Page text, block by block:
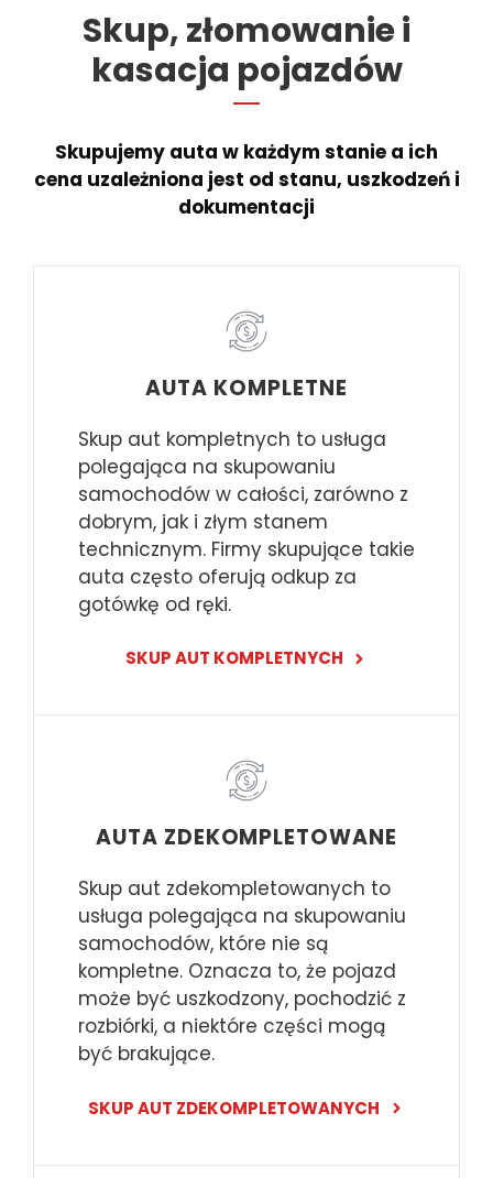
Skup, złomowanie i
kasacja pojazdów
Skupujemy auta w każdym stanie a ich
cena uzależniona jest od stanu, uszkodzeń i
dokumentacji
AUTA KOMPLETNE
Skup aut kompletnych to usługa
polegająca na skupowaniu
samochodów w całości, zarówno z
dobrym, jak i złym stanem
technicznym. Firmy skupujące takie
auta często oferują odkup za
gotówkę od ręki.
SKUP AUT KOMPLETNYCH
AUTA ZDEKOMPLETOWANE
Skup aut zdekompletowanych to
usługa polegająca na skupowaniu
samochodów, które nie są
kompletne. Oznacza to, że pojazd
może być uszkodzony, pochodzić z
rozbiórki, a niektóre części mogą
być brakujące.
SKUP AUT ZDEKOMPLETOWANYCH